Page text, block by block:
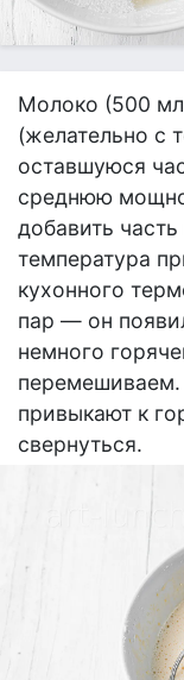
Молоко (500
(желательно с
оставшуюся
среднюю
добавить
температура
кухонного
пар — он
немного
перемешиваем.
привыкают к
свернуться.